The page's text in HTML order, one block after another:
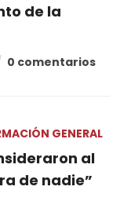
de la
0 comentarios
GENERAL
al
de nadie”